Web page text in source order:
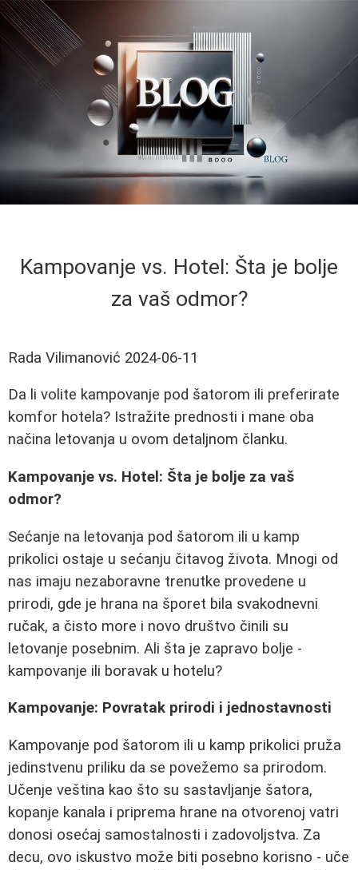
Kampovanje vs. Hotel: Šta je bolje
za vaš odmor?
Rada Vilimanović 2024-06-11
Da li volite kampovanje pod šatorom ili preferirate
komfor hotela? Istražite prednosti i mane oba
načina letovanja u ovom detaljnom članku.
Kampovanje vs. Hotel: Šta je bolje za vaš
odmor?
Sećanje na letovanja pod šatorom ili u kamp
prikolici ostaje u sećanju čitavog života. Mnogi od
nas imaju nezaboravne trenutke provedene u
prirodi, gde je hrana na šporet bila svakodnevni
ručak, a čisto more i novo društvo činili su
letovanje posebnim. Ali šta je zapravo bolje -
kampovanje ili boravak u hotelu?
Kampovanje: Povratak prirodi i jednostavnosti
Kampovanje pod šatorom ili u kamp prikolici pruža
jedinstvenu priliku da se povežemo sa prirodom.
Učenje veština kao što su sastavljanje šatora,
kopanje kanala i priprema hrane na otvorenoj vatri
donosi osećaj samostalnosti i zadovoljstva. Za
decu, ovo iskustvo može biti posebno korisno - uče